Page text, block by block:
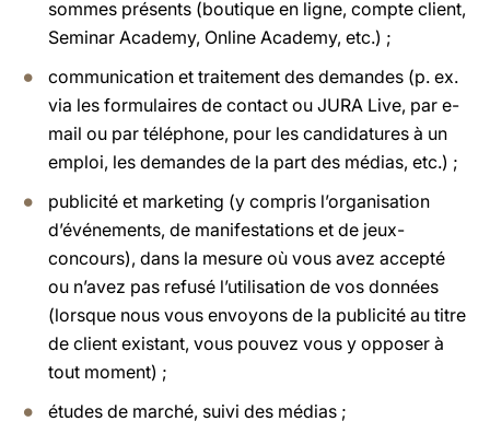
sommes présents (boutique en ligne, compte client,
Seminar Academy, Online Academy, etc.) ;
communication et traitement des demandes (p. ex.
via les formulaires de contact ou JURA Live, par e-
mail ou par téléphone, pour les candidatures à un
emploi, les demandes de la part des médias, etc.) ;
publicité et marketing (y compris l’organisation
d’événements, de manifestations et de jeux-
concours), dans la mesure où vous avez accepté
ou n’avez pas refusé l’utilisation de vos données
(lorsque nous vous envoyons de la publicité au titre
de client existant, vous pouvez vous y opposer à
tout moment) ;
études de marché, suivi des médias ;